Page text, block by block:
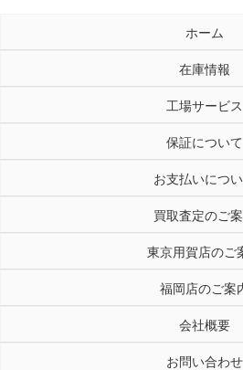
ホーム
在庫情報
工場サービス
保証について
お支払いにつ
買取査定のご
東京用賀店のご
福岡店のご案
会社概要
お問い合わせ